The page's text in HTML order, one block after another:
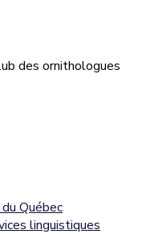
des ornithologues
Québec
linguistiques